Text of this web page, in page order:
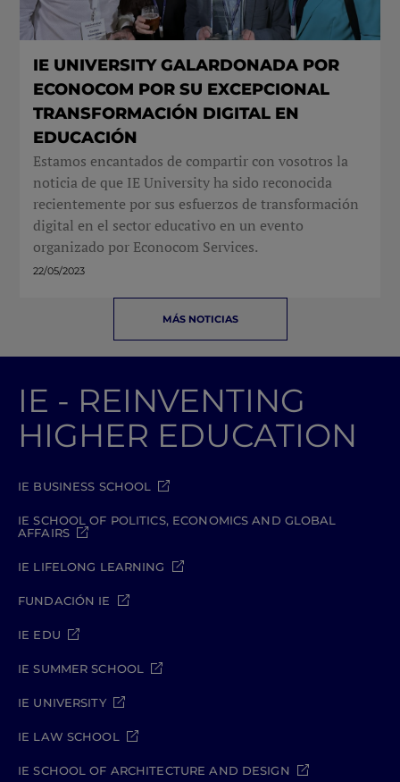
IE UNIVERSITY GALARDONADA POR
ECONOCOM POR SU EXCEPCIONAL
TRANSFORMACIÓN DIGITAL EN
EDUCACIÓN
Estamos encantados de compartir con vosotros la
noticia de que IE University ha sido reconocida
recientemente por sus esfuerzos de transformación
digital en el sector educativo en un evento
organizado por Econocom Services.
22/05/2023
MÁS NOTICIAS
IE - REINVENTING
HIGHER EDUCATION
IE BUSINESS SCHOOL
IE SCHOOL OF POLITICS, ECONOMICS AND GLOBAL
AFFAIRS
IE LIFELONG LEARNING
FUNDACIÓN IE
IE EDU
IE SUMMER SCHOOL
IE UNIVERSITY
IE LAW SCHOOL
IE SCHOOL OF ARCHITECTURE AND DESIGN